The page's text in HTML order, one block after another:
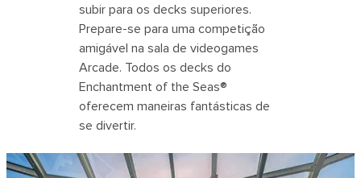
subir para os decks superiores.
Prepare-se para uma competição
amigável na sala de videogames
Arcade. Todos os decks do
Enchantment of the Seas®
oferecem maneiras fantásticas de
se divertir.